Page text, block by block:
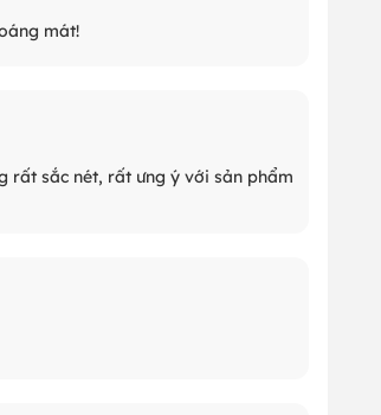
mát!
rất sắc nét, rất ưng ý với sản phẩm